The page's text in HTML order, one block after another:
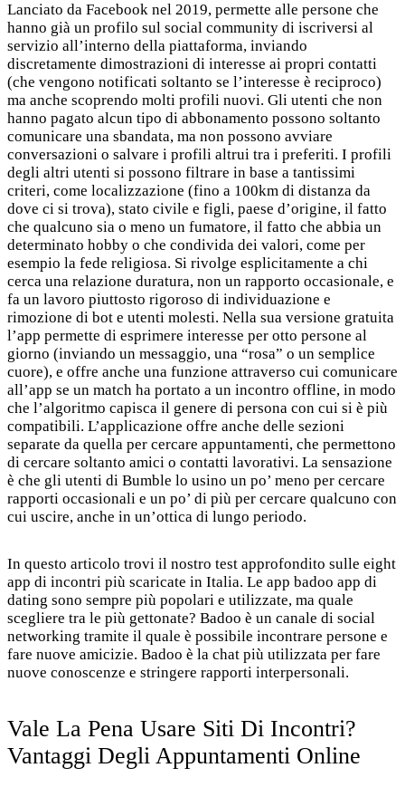
Lanciato da Facebook nel 2019, permette alle persone che
hanno già un profilo sul social community di iscriversi al
servizio all’interno della piattaforma, inviando
discretamente dimostrazioni di interesse ai propri contatti
(che vengono notificati soltanto se l’interesse è reciproco)
ma anche scoprendo molti profili nuovi. Gli utenti che non
hanno pagato alcun tipo di abbonamento possono soltanto
comunicare una sbandata, ma non possono avviare
conversazioni o salvare i profili altrui tra i preferiti. I profili
degli altri utenti si possono filtrare in base a tantissimi
criteri, come localizzazione (fino a 100km di distanza da
dove ci si trova), stato civile e figli, paese d’origine, il fatto
che qualcuno sia o meno un fumatore, il fatto che abbia un
determinato hobby o che condivida dei valori, come per
esempio la fede religiosa. Si rivolge esplicitamente a chi
cerca una relazione duratura, non un rapporto occasionale, e
fa un lavoro piuttosto rigoroso di individuazione e
rimozione di bot e utenti molesti. Nella sua versione gratuita
l’app permette di esprimere interesse per otto persone al
giorno (inviando un messaggio, una “rosa” o un semplice
cuore), e offre anche una funzione attraverso cui comunicare
all’app se un match ha portato a un incontro offline, in modo
che l’algoritmo capisca il genere di persona con cui si è più
compatibili. L’applicazione offre anche delle sezioni
separate da quella per cercare appuntamenti, che permettono
di cercare soltanto amici o contatti lavorativi. La sensazione
è che gli utenti di Bumble lo usino un po’ meno per cercare
rapporti occasionali e un po’ di più per cercare qualcuno con
cui uscire, anche in un’ottica di lungo periodo.
In questo articolo trovi il nostro test approfondito sulle eight
app di incontri più scaricate in Italia. Le app badoo app di
dating sono sempre più popolari e utilizzate, ma quale
scegliere tra le più gettonate? Badoo è un canale di social
networking tramite il quale è possibile incontrare persone e
fare nuove amicizie. Badoo è la chat più utilizzata per fare
nuove conoscenze e stringere rapporti interpersonali.
Vale La Pena Usare Siti Di Incontri?
Vantaggi Degli Appuntamenti Online